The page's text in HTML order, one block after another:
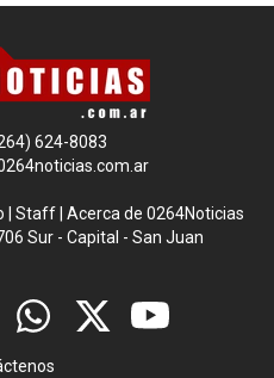
624-8083
|Staff |Acerca de 0264Noticias
Sur - Capital - San Juan